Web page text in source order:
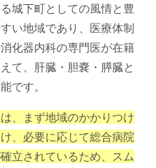
城下町としての風情と豊
い地域であり、医療体制
化器内科の専門医が在籍
て、肝臓・胆嚢・膵臓と
です。
、まず地域のかかりつけ
、必要に応じて総合病院
立されているため、スム